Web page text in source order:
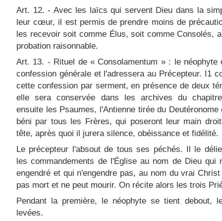
Art. 12. - Avec les laïcs qui servent Dieu dans la
leur cœur, il est permis de prendre moins de
les recevoir soit comme Élus, soit comme Consolés,
probation raisonnable.
Art. 13. - Rituel de « Consolamentum » : le néophyte
confession générale et l'adressera au Précepteur. I1
cette confession par serment, en présence de deux
elle sera conservée dans les archives du
ensuite les Psaumes, l'Antienne tirée du
béni par tous les Frères, qui poseront leur main
tête, après quoi il jurera silence, obéissance et fidélité.
Le précepteur l'absout de tous ses péchés. Il le
les commandements de l'Église au nom de Dieu qui
engendré et qui n'engendre pas, au nom du vrai
pas mort et ne peut mourir. On récite alors les trois
Pendant la première, le néophyte se tient debout,
levées.